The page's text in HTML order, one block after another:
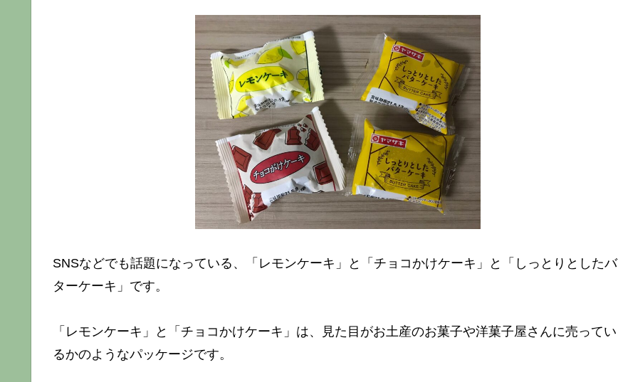
SNSなどでも話題になっている、「レモンケーキ」と「チョコかけケーキ」と「しっとりとしたバ
ターケーキ」です。
「レモンケーキ」と「チョコかけケーキ」は、見た目がお土産のお菓子や洋菓子屋さんに売ってい
るかのようなパッケージです。